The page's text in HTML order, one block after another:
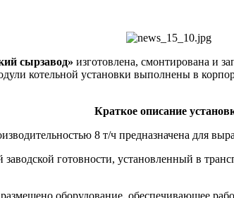
сырзавод» изготовлена, смонтирована и
котельной установки выполнены в
Краткое описание
8 т/ч предназначена для
готовности, установленный в
оборудование, обеспечивающее